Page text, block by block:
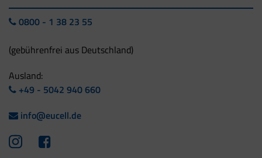
0800 - 1 38 23 55
(gebührenfrei aus Deutschland)
Ausland:
+49 - 5042 940 660
info@eucell.de